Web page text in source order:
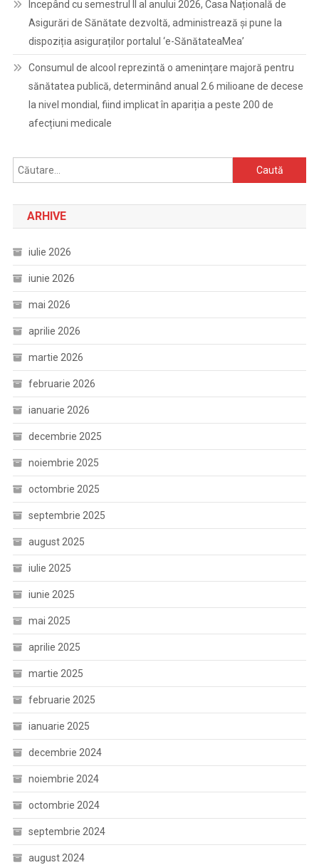
Începând cu semestrul II al anului 2026, Casa Națională de
Asigurări de Sănătate dezvoltă, administrează și pune la
dispoziția asiguraților portalul ‘e-SănătateaMea’
Consumul de alcool reprezintă o amenințare majoră pentru
sănătatea publică, determinând anual 2.6 milioane de decese
la nivel mondial, fiind implicat în apariția a peste 200 de
afecțiuni medicale
Caută
după:
ARHIVE
iulie 2026
iunie 2026
mai 2026
aprilie 2026
martie 2026
februarie 2026
ianuarie 2026
decembrie 2025
noiembrie 2025
octombrie 2025
septembrie 2025
august 2025
iulie 2025
iunie 2025
mai 2025
aprilie 2025
martie 2025
februarie 2025
ianuarie 2025
decembrie 2024
noiembrie 2024
octombrie 2024
septembrie 2024
august 2024